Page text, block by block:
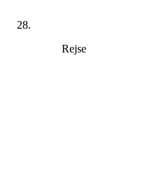
Rejse